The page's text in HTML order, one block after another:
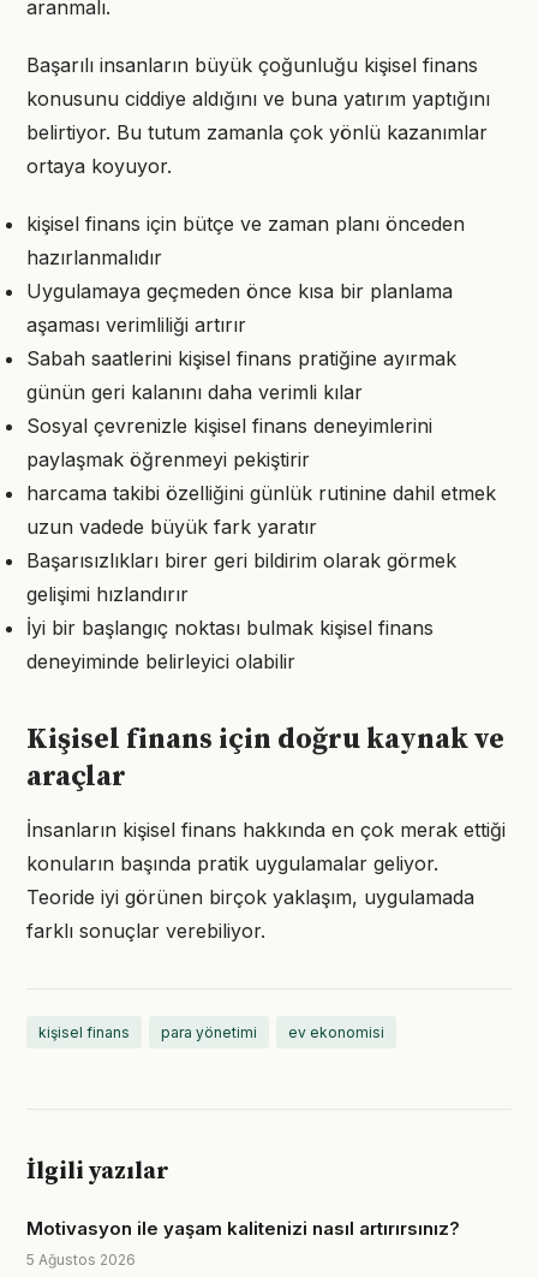
aranmalı.
Başarılı insanların büyük çoğunluğu kişisel finans
konusunu ciddiye aldığını ve buna yatırım yaptığını
belirtiyor. Bu tutum zamanla çok yönlü kazanımlar
ortaya koyuyor.
kişisel finans için bütçe ve zaman planı önceden
hazırlanmalıdır
Uygulamaya geçmeden önce kısa bir planlama
aşaması verimliliği artırır
Sabah saatlerini kişisel finans pratiğine ayırmak
günün geri kalanını daha verimli kılar
Sosyal çevrenizle kişisel finans deneyimlerini
paylaşmak öğrenmeyi pekiştirir
harcama takibi özelliğini günlük rutinine dahil etmek
uzun vadede büyük fark yaratır
Başarısızlıkları birer geri bildirim olarak görmek
gelişimi hızlandırır
İyi bir başlangıç noktası bulmak kişisel finans
deneyiminde belirleyici olabilir
Kişisel finans için doğru kaynak ve
araçlar
İnsanların kişisel finans hakkında en çok merak ettiği
konuların başında pratik uygulamalar geliyor.
Teoride iyi görünen birçok yaklaşım, uygulamada
farklı sonuçlar verebiliyor.
kişisel finans para yönetimi ev ekonomisi
İlgili yazılar
Motivasyon ile yaşam kalitenizi nasıl artırırsınız?
5 Ağustos 2026